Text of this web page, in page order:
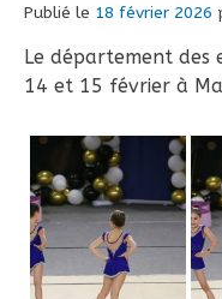
Publié le 18 février 2026
Le département des
14 et 15 février à